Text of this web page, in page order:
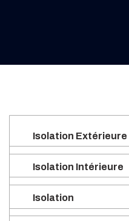
Isolation Extérieure
Isolation Intérieure
Isolation